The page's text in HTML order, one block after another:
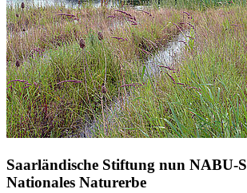
Saarländische Stiftung nun NABU-
Nationales Naturerbe